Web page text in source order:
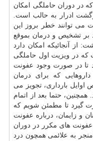
که در دوران حاملگی امکان
ادرار به حالب است.
می توانند خطر بروز این
بر تشخیص و درمان بموقع
از آنجائیکه امکان دارد
که در ویزیت اول حاملگی
تا در صورت وجود عفونت
که برای درمان
اوایل بارداری، تجویز می
همچنین، حتما بعد از اتمام
گیرد تا مطمئن شویم که
زایمان، درباره عفونت
عفونت های مکرر در دوران
به علائمی همچون درد